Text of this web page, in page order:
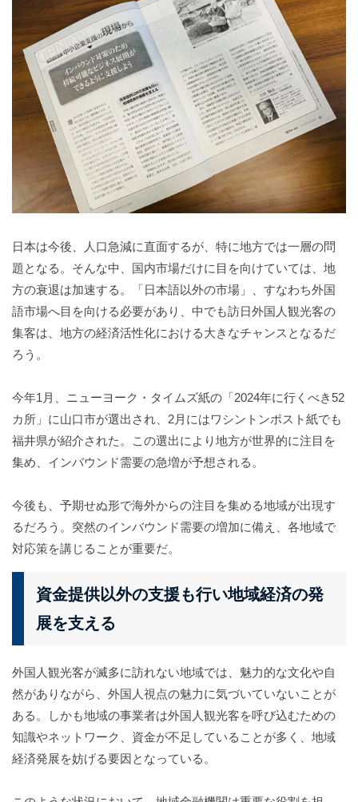
日本は今後、人口急減に直面するが、特に地方では一層の問
題となる。そんな中、国内市場だけに目を向けていては、地
方の衰退は加速する。「日本語以外の市場」、すなわち外国
語市場へ目を向ける必要があり、中でも訪日外国人観光客の
集客は、地方の経済活性化における大きなチャンスとなるだ
ろう。
今年1 月、ニューヨーク・タイムズ紙の「2024年に行くべき 52
カ所」に山口市が選出され、 2月にはワシントンポスト紙でも
福井県が紹介された。この選出により地方が世界的に注目を
集め、インバウンド需要の急増が予想される。
今後も、予期せぬ形で海外からの注目を集める地域が出現す
るだろう。突然のインバウンド需要の増加に備え、各地域で
対応策を講じることが重要だ。
資金提供以外の支援も行い地域経済の発
展を支える
外国人観光客が滅多に訪れない地域では、魅力的な文化や自
然がありながら、外国人視点の魅力に気づいていないことが
ある。しかも地域の事業者は外国人観光客を呼び込むための
知識やネットワーク、資金が不足していることが多く、地域
経済発展を妨げる要因となっている。